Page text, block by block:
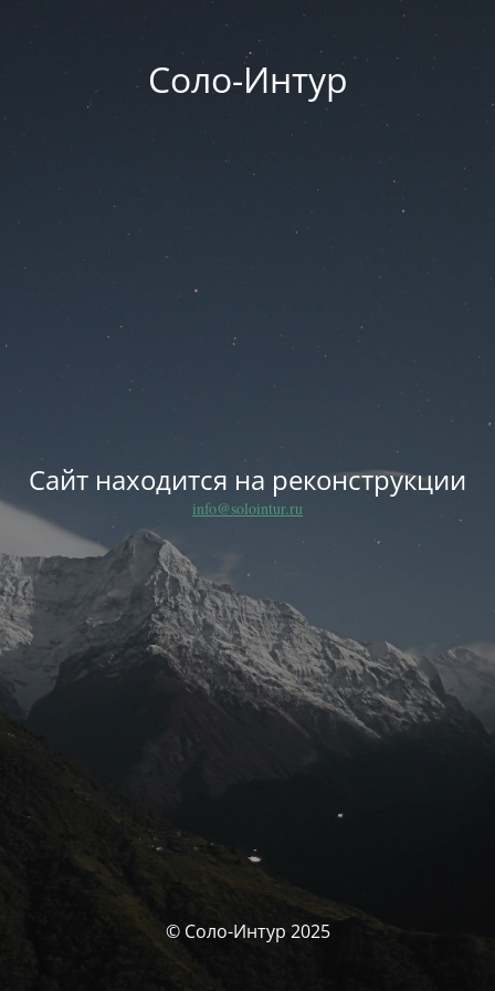
Соло-Интур
Сайт находится на реконструкции
info@solointur.ru
© Соло-Интур 2025